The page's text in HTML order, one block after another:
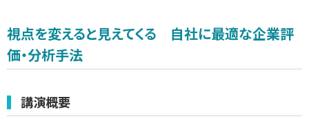
視点を変えると見えてくる 自社に最適な企業評
価・分析手法
講演概要